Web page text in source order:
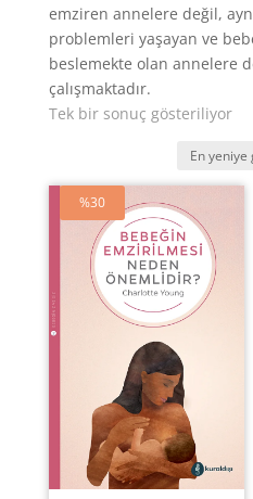
emziren annelere değil,
problemleri yaşayan ve
beslemekte olan annelere
çalışmaktadır.
Tek bir sonuç gösteriliyor
%30